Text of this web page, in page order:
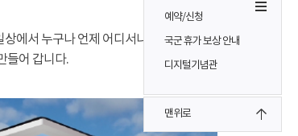
예약/신청
국군 휴가 보상 안내
디지털기념관
맨위로
에서 누구나 언제 어디서나 쉽게
들어 갑니다.